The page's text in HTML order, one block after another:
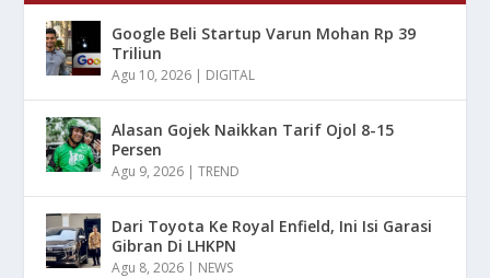
Google Beli Startup Varun Mohan Rp 39
Triliun
Agu 10, 2026 | DIGITAL
Alasan Gojek Naikkan Tarif Ojol 8-15
Persen
Agu 9, 2026 |TREND
Dari Toyota Ke Royal Enfield, Ini Isi Garasi
Gibran Di LHKPN
Agu 8, 2026 | NEWS